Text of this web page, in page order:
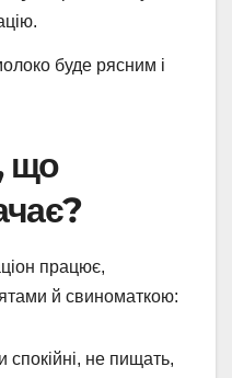
буде рясним і
що
працює,
й свиноматкою:
спокійні, не пищать,